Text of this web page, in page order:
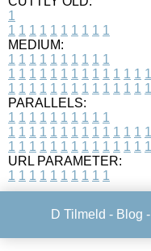
1
1 1 1 1 1 1 1 1 1 1
MEDIUM:
1 1 1 1 1 1 1 1 1 1
1 1 1 1 1 1 1 1 1 1 1 1 1 1
1 1 1 1 1 1 1 1 1 1 1 1 1 1
PARALLELS:
1 1 1 1 1 1 1 1 1 1
1 1 1 1 1 1 1 1 1 1 1 1 1 1
1 1 1 1 1 1 1 1 1 1 1 1 1 1
URL PARAMETER:
1 1 1 1 1 1 1 1 1 1
D Tilmeld - Blog